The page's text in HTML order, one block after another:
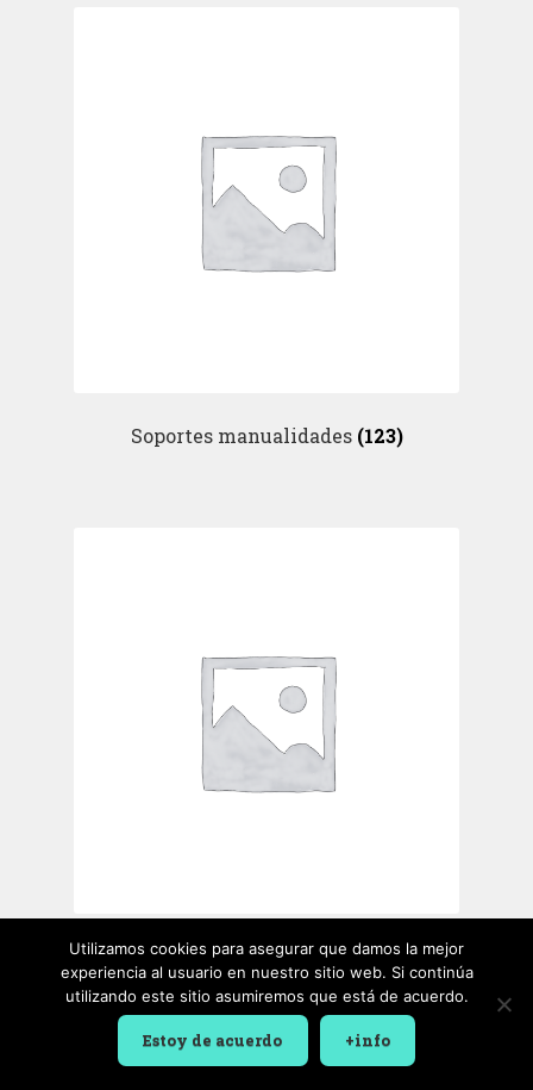
Soportes manualidades (123)
Stencil(214)
Utilizamos cookies para asegurar que damos la mejor
experiencia al usuario en nuestro sitio web. Si continúa
utilizando este sitio asumiremos que está de acuerdo.
Estoy de acuerdo +info